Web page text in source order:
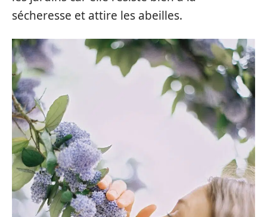
sécheresse et attire les abeilles.